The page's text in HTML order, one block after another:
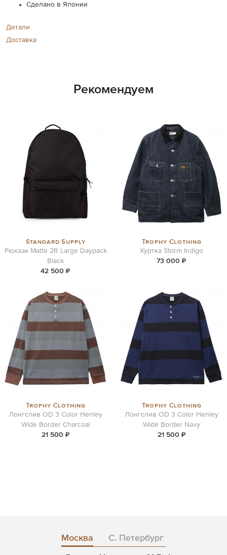
Сделано в Японии
Детали
Доставка
Рекомендуем
Standard Supply
Рюкзак Matte 2R Large Daypack
Black
42 500 ₽
Trophy Clothing
Куртка Storm Indigo
73 000 ₽
Trophy Clothing
Лонгслив OD 3 Color Henley
Wide Border Charcoal
21 500 ₽
Trophy Clothing
Лонгслив OD 3 Color Henley
Wide Border Navy
21 500 ₽
Москва С. Петербург